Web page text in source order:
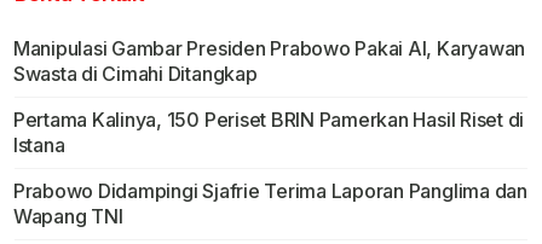
Manipulasi Gambar Presiden Prabowo Pakai AI, Karyawan
Swasta di Cimahi Ditangkap
Pertama Kalinya, 150 Periset BRIN Pamerkan Hasil Riset di
Istana
Prabowo Didampingi Sjafrie Terima Laporan Panglima dan
Wapang TNI